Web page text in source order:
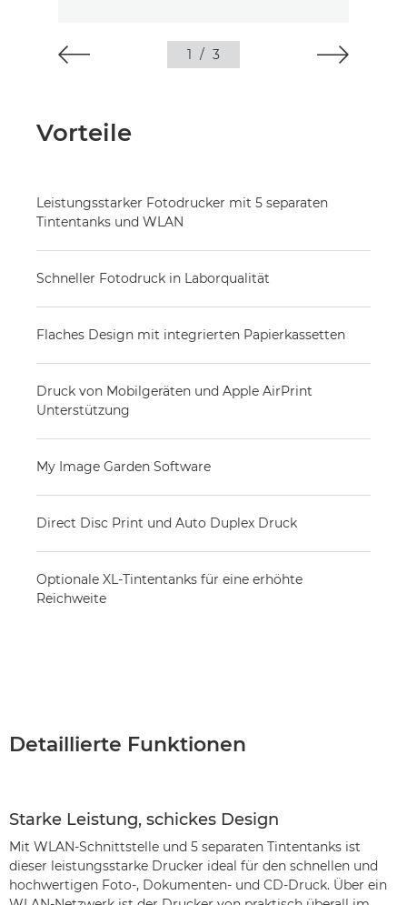
1 / 3
Vorteile
Leistungsstarker Fotodrucker mit 5 separaten
Tintentanks und WLAN
Schneller Fotodruck in Laborqualität
Flaches Design mit integrierten Papierkassetten
Druck von Mobilgeräten und Apple AirPrint
Unterstützung
My Image Garden Software
Direct Disc Print und Auto Duplex Druck
Optionale XL-Tintentanks für eine erhöhte
Reichweite
Detaillierte Funktionen
Starke Leistung, schickes Design
Mit WLAN-Schnittstelle und 5 separaten Tintentanks ist
dieser leistungsstarke Drucker ideal für den schnellen und
hochwertigen Foto-, Dokumenten- und CD-Druck. Über ein